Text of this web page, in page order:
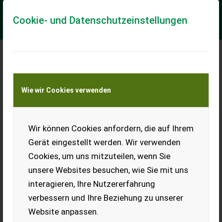
Cookie- und Datenschutzeinstellungen
Wie wir Cookies verwenden
Wir können Cookies anfordern, die auf Ihrem
Gerät eingestellt werden. Wir verwenden
Cookies, um uns mitzuteilen, wenn Sie
unsere Websites besuchen, wie Sie mit uns
interagieren, Ihre Nutzererfahrung
verbessern und Ihre Beziehung zu unserer
Website anpassen.
Meine Transportkostenanfrage
Transport von Land- und Baumaschinen –
KEINE Tiertransporte
Sonstige Grizzly LG25B 2,5T Elektro Stapler Top
Qualität
Grizzly LG25B 2,5T Elektro Stapler Top Qualität !
Wir verkaufen einen neuen Elektrostapler von einen der
größten Herstellern weltweit Lonking 2,5 Tonnen Hublast.
EUR 24.900 inkl. 20 % MwSt.